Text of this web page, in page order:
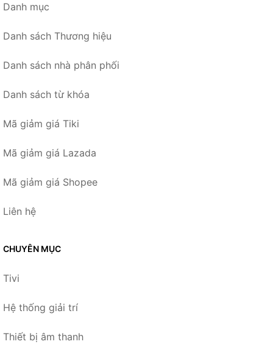
Danh mục
Danh sách Thương hiệu
Danh sách nhà phân phối
Danh sách từ khóa
Mã giảm giá Tiki
Mã giảm giá Lazada
Mã giảm giá Shopee
Liên hệ
CHUYÊN MỤC
Tivi
Hệ thống giải trí
Thiết bị âm thanh